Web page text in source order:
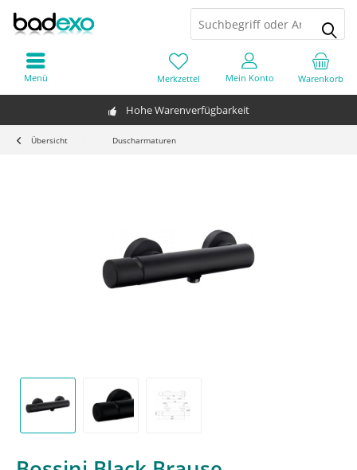
Hohe Warenverfügbarkeit
Warenkorb
Merkzettel Mein Konto
Menü
Übersicht Duscharmaturen